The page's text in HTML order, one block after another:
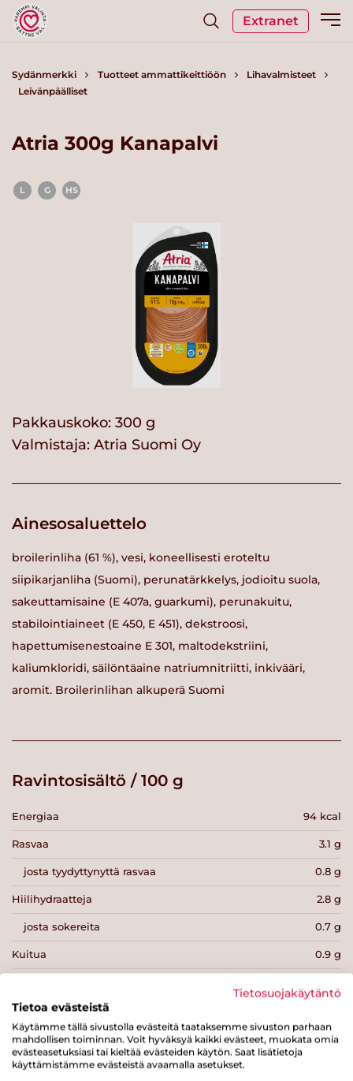
Extranet
Sydänmerkki Tuotteet ammattikeittiöön
Lihavalmisteet
Leivänpäälliset
Atria 300g Kanapalvi
L G HS
Pakkauskoko: 300 g
Valmistaja: Atria Suomi Oy
Ainesosaluettelo
broilerinliha (61 %), vesi, koneellisesti eroteltu
siipikarjanliha (Suomi), perunatärkkelys, jodioitu suola,
sakeuttamisaine (E 407a, guarkumi), perunakuitu,
stabilointiaineet (E 450, E 451), dekstroosi,
hapettumisenestoaine E 301, maltodekstriini,
kaliumkloridi, säilöntäaine natriumnitriitti, inkivääri,
aromit. Broilerinlihan alkuperä Suomi
Ravintosisältö / 100 g
Energiaa 94 kcal
Rasvaa 3.1 g
josta tyydyttynyttä rasvaa 0.8 g
Hiilihydraatteja 2.8 g
josta sokereita 0.7 g
Kuitua 0.9 g
Suolaa
Tietosuojakäytäntö
Tietoa evästeistä
Käytämme tällä sivustolla evästeitä taataksemme sivuston parhaan
mahdollisen toiminnan. Voit hyväksyä kaikki evästeet, muokata omia
evästeasetuksiasi tai kieltää evästeiden käytön. Saat lisätietoja
käyttämistämme evästeistä avaamalla asetukset.